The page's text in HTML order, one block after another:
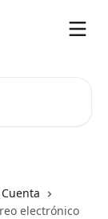
Cuenta
electrónico